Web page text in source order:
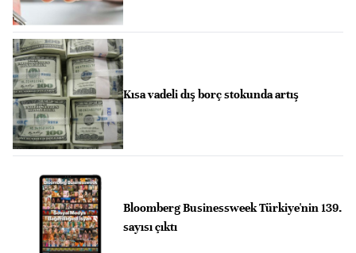
Kısa vadeli dış borç stokunda artış
Bloomberg Businessweek Türkiye'nin 139.
sayısı çıktı